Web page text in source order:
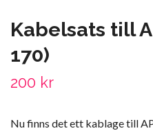
Kabelsats till
170)
200 kr
Nu finns det ett kablage till